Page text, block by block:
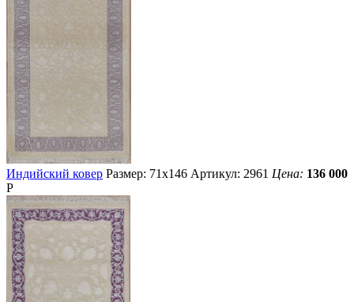
Индийский ковер Размер: 71х146 Артикул: 2961 Цена: 136 000
Р